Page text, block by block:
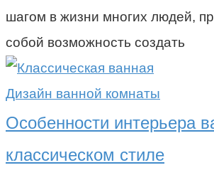
шагом в жизни многих людей,
собой возможность создать
Дизайн ванной комнаты
Особенности интерьера
классическом стиле